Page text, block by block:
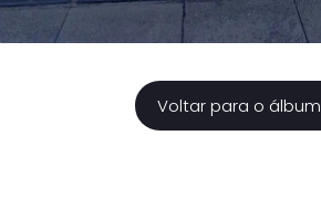
Voltar para o álbum